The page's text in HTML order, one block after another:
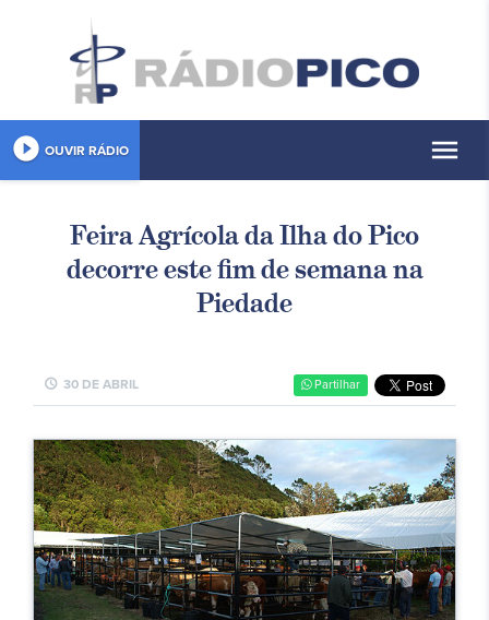
play_circle_filled OUVIR RÁDIO menu
Feira Agrícola da Ilha do Pico
decorre este fim de semana na
Piedade
schedule 30 DE ABRIL Partilhar